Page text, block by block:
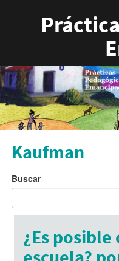
Kaufman
Buscar
¿Es